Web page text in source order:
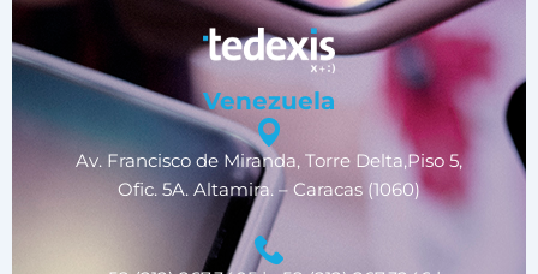
Venezuela
Av. Francisco de Miranda, Torre Delta,Piso 5,
Ofic. 5A. Altamira. – Caracas (1060)